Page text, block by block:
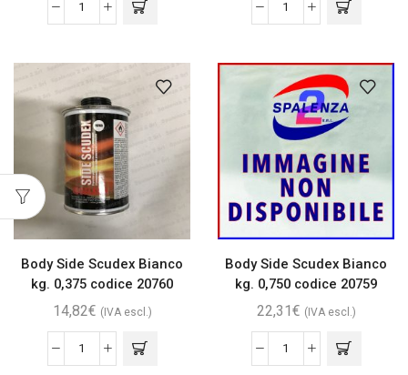
Body Side Scudex Bianco
kg. 0,375 codice 20760
14,82€ (IVA escl.)
Body Side Scudex Bianco
kg. 0,750 codice 20759
22,31€ (IVA escl.)